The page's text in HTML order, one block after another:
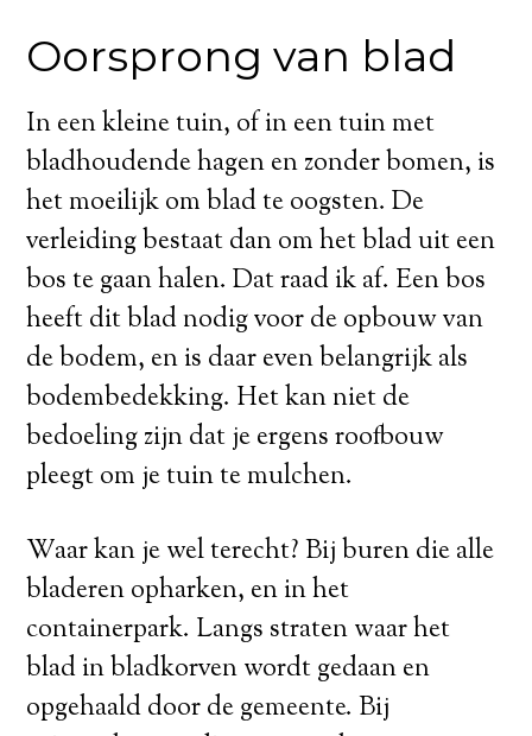
Oorsprong van blad
In een kleine tuin, of in een tuin met
bladhoudende hagen en zonder bomen, is
het moeilijk om blad te oogsten. De
verleiding bestaat dan om het blad uit een
bos te gaan halen. Dat raad ik af. Een bos
heeft dit blad nodig voor de opbouw van
de bodem, en is daar even belangrijk als
bodembedekking. Het kan niet de
bedoeling zijn dat je ergens roofbouw
pleegt om je tuin te mulchen.
Waar kan je wel terecht? Bij buren die alle
bladeren opharken, en in het
containerpark. Langs straten waar het
blad in bladkorven wordt gedaan en
opgehaald door de gemeente. Bij